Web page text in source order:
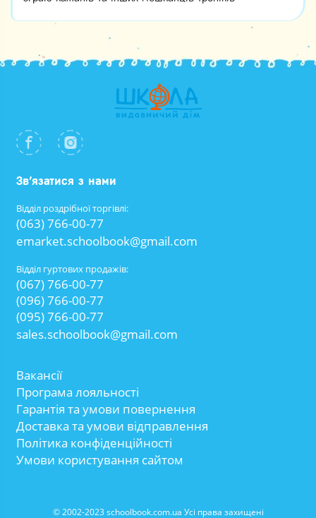
Зв’язатися з нами
Відділ роздрібної торгівлі:
(063) 766-00-77
emarket.schoolbook@gmail.com
Відділ гуртових продажів:
(067) 766-00-77
(096) 766-00-77
(095) 766-00-77
sales.schoolbook@gmail.com
Вакансії
Програма лояльності
Гарантія та умови повернення
Доставка та умови відправлення
Політика конфіденційності
Умови користування сайтом
© 2002-2023 schoolbook.com.ua Усі права захищені